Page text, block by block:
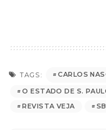
TAGS: CARLOS
O ESTADO DE S.
REVISTA VEJA